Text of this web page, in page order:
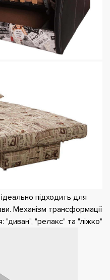
підходить для
Механізм трансформації
"диван", "релакс" та "ліжко"